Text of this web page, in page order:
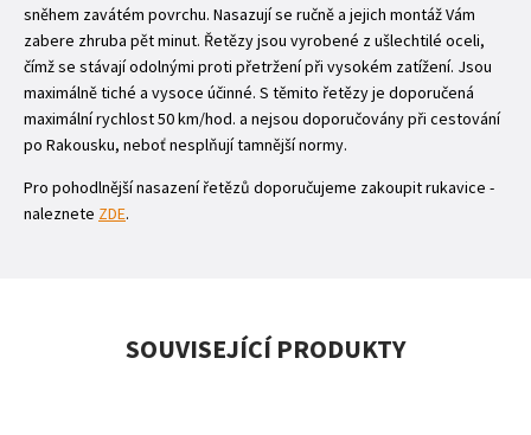
sněhem zavátém povrchu. Nasazují se ručně a jejich montáž Vám
zabere zhruba pět minut. Řetězy jsou vyrobené z ušlechtilé oceli,
čímž se stávají odolnými proti přetržení při vysokém zatížení. Jsou
maximálně tiché a vysoce účinné. S těmito řetězy je doporučená
maximální rychlost 50 km/hod. a nejsou doporučovány při cestování
po Rakousku, neboť nesplňují tamnější normy.
Pro pohodlnější nasazení řetězů doporučujeme zakoupit rukavice -
naleznete ZDE.
SOUVISEJÍCÍ PRODUKTY